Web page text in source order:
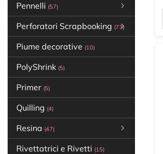
Pennelli (57)
Perforatori Scrapbooking (73)
Piume decorative (10)
PolyShrink (5)
Primer (5)
Quilling (4)
Resina (47)
Rivettatrici e Rivetti (15)